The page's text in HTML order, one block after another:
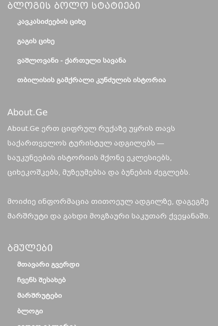
Ბლოგის Ბოლო Სტატიები
ᲙᲐᲕᲙᲐᲡᲘᲫᲔᲔᲑᲘᲡ ᲪᲘᲮᲔ
ᲒᲐᲒᲘᲡ ᲪᲘᲮᲔ
ᲕᲐᲨᲚᲝᲕᲐᲜᲘ - ᲥᲐᲠᲗᲣᲚᲘ ᲡᲐᲕᲐᲜᲐ
ᲗᲑᲘᲚᲘᲡᲘᲡ ᲒᲐᲛᲥᲠᲐᲚᲘ ᲙᲣᲜᲫᲣᲚᲘᲡ ᲘᲡᲢᲝᲠᲘᲐ
About.ge
About.Ge ერთ ციფრულ რუქაზე უყრის თავს
საქართველოს ტურისტულ ადგილებს —
საუკუნეების ისტორიის მქონე ეკლესიებს,
ციხეკოშკებს, მუზეუმებსა და ბუნების ძეგლებს.
მოიძიე ინფორმაცია თითოეულ ადგილზე, დაგეგმე
მარშრუტი და გახდი მოგზაური საკუთარ ქვეყანაში.
Ბმულები
ᲛᲗᲐᲕᲐᲠᲘ ᲒᲕᲔᲠᲓᲘ
ᲩᲕᲔᲜᲡ ᲨᲔᲡᲐᲮᲔᲑ
ᲛᲐᲠᲨᲠᲣᲢᲔᲑᲘ
ᲑᲚᲝᲒᲘ